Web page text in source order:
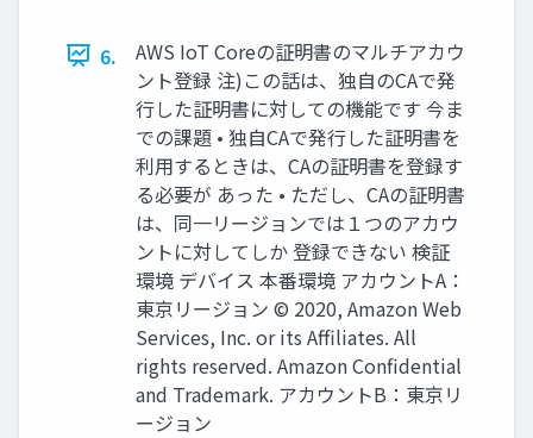
6.
AWS IoT Coreの証明書のマルチアカウ
ント登録 注)この話は、独自のCAで発
行した証明書に対しての機能です 今ま
での課題 • 独⾃CAで発⾏した証明書を
利⽤するときは、CAの証明書を登録す
る必要が あった • ただし、CAの証明書
は、同⼀リージョンでは１つのアカウ
ントに対してしか 登録できない 検証
環境 デバイス 本番環境 アカウントA：
東京リージョン © 2020, Amazon Web
Services, Inc. or its Affiliates. All
rights reserved. Amazon Confidential
and Trademark. アカウントB：東京リ
ージョン